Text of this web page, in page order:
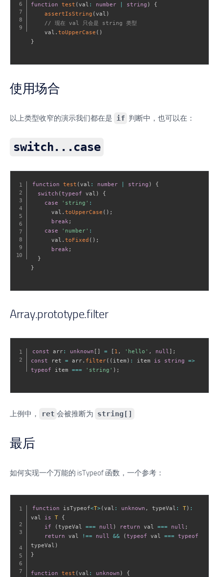
function test (val : number string )
{
assertIsString (val )
// 现在 val 只会是 string 类型
    val
. toUpperCase ( )
}
使用场合
以上类型收窄的演示我们都在是 if 判断中，也可以在：
switch...case
function test (val : number string )
{
switch (typeof val )
{
case
'string' :
      val
. toUpperCase ( ) ;
break ;
case
'number' :
      val
. toFixed ( ) ;
break ;
}
}
Array.prototype.filter
const arr: unknown [ ] = [ 1 , 'hello' , null ] ;
const ret = arr. filter( ( item ) : item is string
=>
typeof item === 'string' ) ;
上例中， ret 会被推断为 string[]
最后
如何实现一个万能的 isTypeof 函数，一个参考：
function isTypeof<T> (val : unknown , typeVal : T) :
val is T
{
if
(typeVal === null ) return val === null ;
return val !== null && (typeof val === typeof
typeVal )
}
function test (val : unknown )
{